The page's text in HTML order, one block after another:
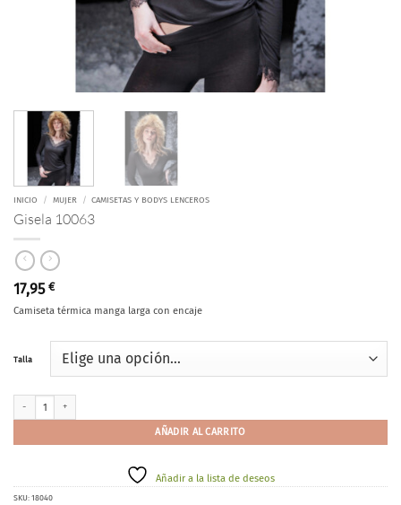
INICIO / MUJER / CAMISETAS Y BODYS LENCEROS
Gisela 10063
17,95 €
Camiseta térmica manga larga con encaje
Talla
AÑADIR AL CARRITO
Añadir a la lista de deseos
SKU: 18040